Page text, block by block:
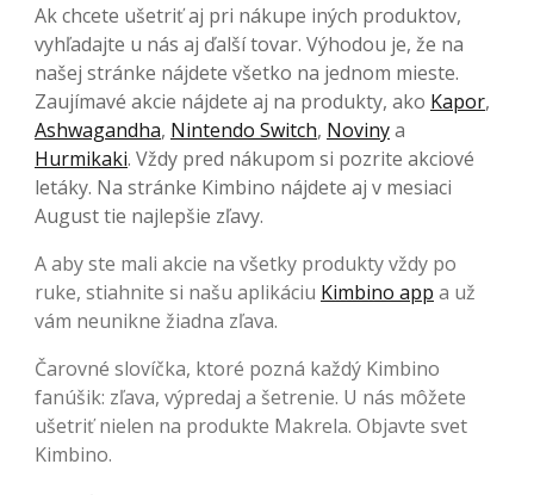
Ak chcete ušetriť aj pri nákupe iných produktov,
vyhľadajte u nás aj ďalší tovar. Výhodou je, že na
našej stránke nájdete všetko na jednom mieste.
Zaujímavé akcie nájdete aj na produkty, ako Kapor,
Ashwagandha, Nintendo Switch, Novinya
Hurmikaki. Vždy pred nákupom si pozrite akciové
letáky. Na stránke Kimbino nájdete aj v mesiaci
August tie najlepšie zľavy.
A aby ste mali akcie na všetky produkty vždy po
ruke, stiahnite si našu aplikáciu Kimbino app a už
vám neunikne žiadna zľava.
Čarovné slovíčka, ktoré pozná každý Kimbino
fanúšik: zľava, výpredaj a šetrenie. U nás môžete
ušetriť nielen na produkte Makrela. Objavte svet
Kimbino.